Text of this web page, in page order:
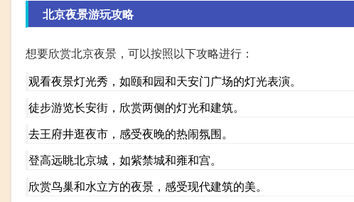
北京夜景游玩攻略
想要欣赏北京夜景，可以按照以下攻略进行：
观看夜景灯光秀，如颐和园和天安门广场的灯光表演。
徒步游览长安街，欣赏两侧的灯光和建筑。
去王府井逛夜市，感受夜晚的热闹氛围。
登高远眺北京城，如紫禁城和雍和宫。
欣赏鸟巢和水立方的夜景，感受现代建筑的美。